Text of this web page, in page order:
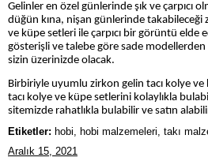
Gelinler en özel günlerinde şık ve çarpıcı
düğün kına, nişan günlerinde takabileceği
ve küpe setleri ile çarpıcı bir görüntü elde
gösterişli ve talebe göre sade
sizin üzerinizde olacak.
Birbiriyle uyumlu zirkon gelin tacı kolye
tacı kolye ve küpe setlerini kolaylıkla
sitemizde rahatlıkla bulabilir ve satın
Etiketler: hobi, hobi malzemeleri, takı
Aralık 15, 2021